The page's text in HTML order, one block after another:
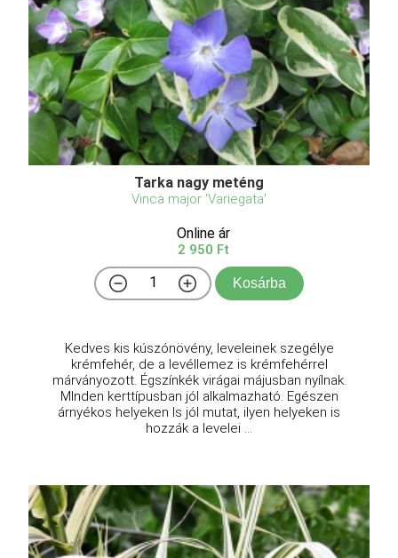
Tarka nagy meténg
Vinca major 'Variegata'
Online ár
2 950 Ft
Kosárba
Kedves kis kúszónövény, leveleinek szegélye
krémfehér, de a levéllemez is krémfehérrel
márványozott. Égszínkék virágai májusban nyílnak.
MInden kerttípusban jól alkalmazható. Egészen
árnyékos helyeken ls jól mutat, ilyen helyeken is
hozzák a levelei ...